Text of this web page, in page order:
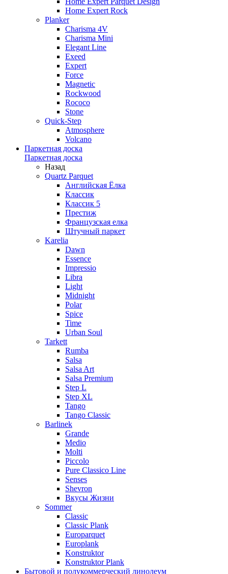
Home Expert Rock
Planker
Charisma 4V
Charisma Mini
Elegant Line
Exeed
Expert
Force
Magnetic
Rockwood
Rococo
Stone
Quick-Step
Atmosphere
Volcano
Паркетная доска
Паркетная доска
Назад
Quartz Parquet
Английская Ёлка
Классик
Классик 5
Престиж
Французская елка
Штучный паркет
Karelia
Dawn
Essence
Impressio
Libra
Light
Midnight
Polar
Spice
Time
Urban Soul
Tarkett
Rumba
Salsa
Salsa Art
Salsa Premium
Step L
Step XL
Tango
Tango Classic
Barlinek
Grande
Medio
Molti
Piccolo
Pure Classico Line
Senses
Shevron
Вкусы Жизни
Sommer
Classic
Classic Plank
Europarquet
Europlank
Konstruktor
Konstruktor Plank
Бытовой и полукоммерческий линолеум